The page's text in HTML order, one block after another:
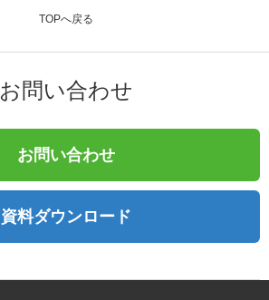
TOPへ戻る
お問い合わせ
お問い合わせ
資料ダウンロード